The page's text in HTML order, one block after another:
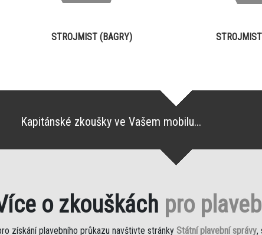
STROJMIST (BAGRY)
Kapitánské zkoušky ve Vašem mobilu...
o zkouškách pro
získání plavebního průkazu navštivte stránky Státní plavební správy,